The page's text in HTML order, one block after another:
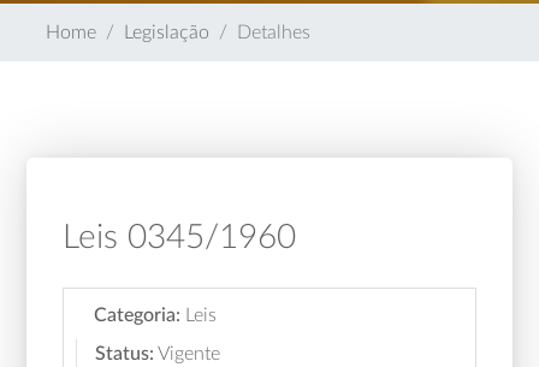
Home Legislação Detalhes
Leis 0345/1960
Categoria:
Leis
Status: Vigente